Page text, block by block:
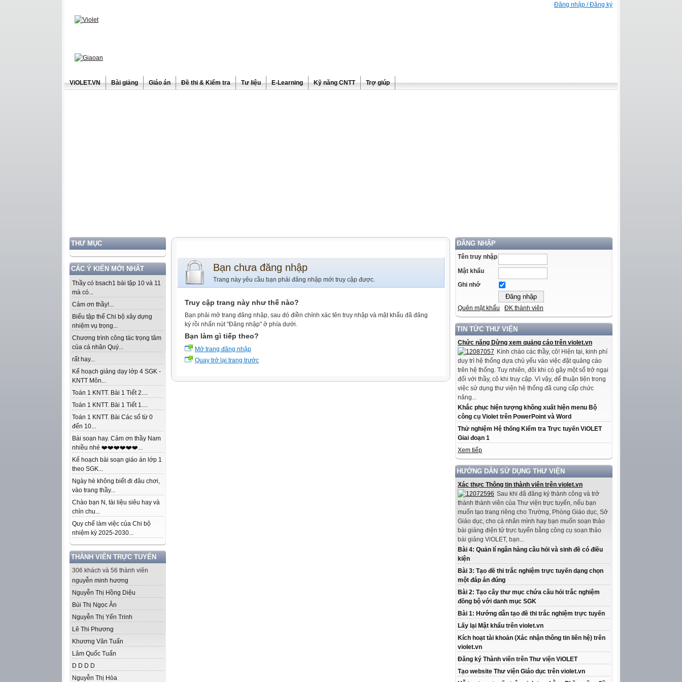
Đăng nhập / Đăng ký
ViOLET.VN Bài giảng Giáo án Đề thi & Kiểm tra Tư liệu E-Learning Kỹ năng CNTT Trợ giúp
THƯ MỤC
CÁC Ý KIẾN MỚI NHẤT
Thầy có bsach1 bài tập 10 và 11
mà có...
Cảm ơn thầy!...
Biểu tập thể Chi bộ xây dựng
nhiệm vụ trọng...
Chương trình công tác trọng tâm
của cá nhân Quý...
rất hay...
Kế hoạch giảng dạy lớp 4 SGK -
KNTT Môn...
Toán 1 KNTT. Bài 1 Tiết 2....
Toán 1 KNTT. Bài 1 Tiết 1....
Toán 1 KNTT. Bài Các số từ 0
đến 10...
Bài soạn hay. Cảm ơn thầy Nam
nhiều nhé ❤️❤️❤️❤️❤️❤️...
Kế hoạch bài soạn giáo án lớp 1
theo SGK...
Ngày hè không biết đi đâu chơi,
vào trang thầy...
Chào bạn N, tài liệu siêu hay và
chỉn chu...
Quy chế làm việc của Chi bộ
nhiệm kỳ 2025-2030...
THÀNH VIÊN TRỰC TUYẾN
306 khách và 56 thành viên
nguyễn minh hương
Nguyễn Thị Hồng Diệu
Bùi Thị Ngọc Ân
Nguyễn Thị Yến Trinh
Lê Thi Phương
Khương Văn Tuấn
Lâm Quốc Tuấn
D D D D
Nguyễn Thị Hòa
ĐĂNG NHẬP
Tên truy nhập
Mật khẩu
Ghi nhớ
Quên mật khẩu ĐK thành viên
TIN TỨC THƯ VIỆN
Chức năng Dừng xem quảng cáo trên violet.vn
Kính chào các thầy, cô! Hiện tại, kinh phí
duy trì hệ thống dựa chủ yếu vào việc đặt quảng cáo
trên hệ thống. Tuy nhiên, đôi khi có gây một số trở ngại
đối với thầy, cô khi truy cập. Vì vậy, để thuận tiện trong
việc sử dụng thư viện hệ thống đã cung cấp chức
năng...
Khắc phục hiện tượng không xuất hiện menu Bộ
công cụ Violet trên PowerPoint và Word
Thử nghiệm Hệ thống Kiểm tra Trực tuyến ViOLET
Giai đoạn 1
Xem tiếp
HƯỚNG DẪN SỬ DỤNG THƯ VIỆN
Xác thực Thông tin thành viên trên violet.vn
Sau khi đã đăng ký thành công và trở
thành thành viên của Thư viện trực tuyến, nếu bạn
muốn tạo trang riêng cho Trường, Phòng Giáo dục, Sở
Giáo dục, cho cá nhân mình hay bạn muốn soạn thảo
bài giảng điện tử trực tuyến bằng công cụ soạn thảo
bài giảng ViOLET, bạn...
Bài 4: Quản lí ngân hàng câu hỏi và sinh đề có điều
kiện
Bài 3: Tạo đề thi trắc nghiệm trực tuyến dạng chọn
một đáp án đúng
Bài 2: Tạo cây thư mục chứa câu hỏi trắc nghiệm
đồng bộ với danh mục SGK
Bài 1: Hướng dẫn tạo đề thi trắc nghiệm trực tuyến
Lấy lại Mật khẩu trên violet.vn
Kích hoạt tài khoản (Xác nhận thông tin liên hệ) trên
violet.vn
Đăng ký Thành viên trên Thư viện ViOLET
Tạo website Thư viện Giáo dục trên violet.vn
Bạn chưa đăng nhập
Trang này yêu cầu bạn phải đăng nhập mới truy cập được.
Truy cập trang này như thế nào?
Bạn phải mở trang đăng nhập, sau đó điền chính xác tên truy nhập và mật khẩu đã đăng
ký rồi nhấn nút "Đăng nhập" ở phía dưới.
Bạn làm gì tiếp theo?
Mở trang đăng nhập
Quay trở lại trang trước